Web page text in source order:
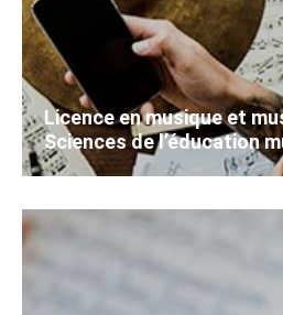
Licence en musique et
Sciences de l’éducation